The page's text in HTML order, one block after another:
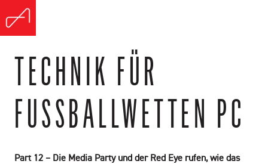
TECHNIK FÜR
FUSSBALLWETTEN PC
Part 12 – Die Media Party und der Red Eye rufen, wie das